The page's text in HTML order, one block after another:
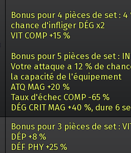
Bonus pour 4 pièces de set : 4
chance d'infliger DÉG x2
VIT COMP +15 %
Bonus pour 5 pièces de set :
Votre attaque a 12 % de
la capacité de l'équipement
ATQ MAG +20 %
Taux d'échec COMP -65 %
DÉG CRIT MAG +40 %, dure 6
Bonus pour 3 pièces de set :
DÉP +8 %
DÉF PHY +25 %